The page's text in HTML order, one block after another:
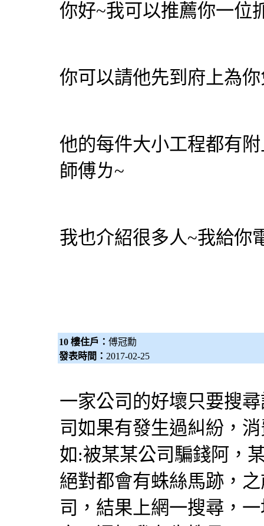
你好~我可以推薦你一位
你可以請他先到府上為
他的每件大小工程都有
師傅ㄌ~
我也介紹很多人~我給你
10 樓住戶： 傅冠勳
發表時間： 2017-02-25
一家公司的好壞只要搜
司如果有發生過糾紛，
如:被某某公司騙錢阿，
絕對都會有蛛絲馬跡，
司，結果上網一搜尋，